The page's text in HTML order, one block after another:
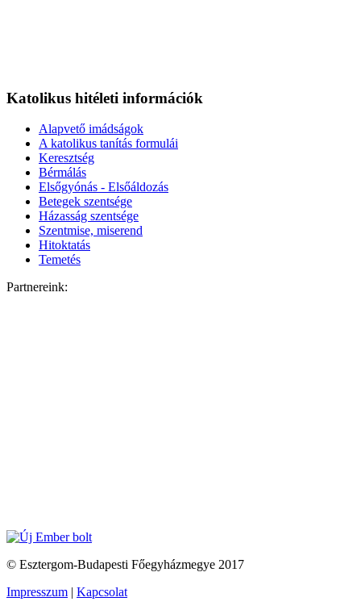
Katolikus hitéleti információk
Alapvető imádságok
A katolikus tanítás formulái
Keresztség
Bérmálás
Elsőgyónás - Elsőáldozás
Betegek szentsége
Házasság szentsége
Szentmise, miserend
Hitoktatás
Temetés
Partnereink:
© Esztergom-Budapesti Főegyházmegye 2017
Impresszum | Kapcsolat